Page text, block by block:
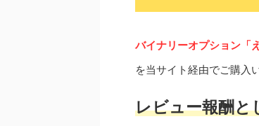
バイナリーオプション「
を当サイト経由でご購入
レビュー報酬と